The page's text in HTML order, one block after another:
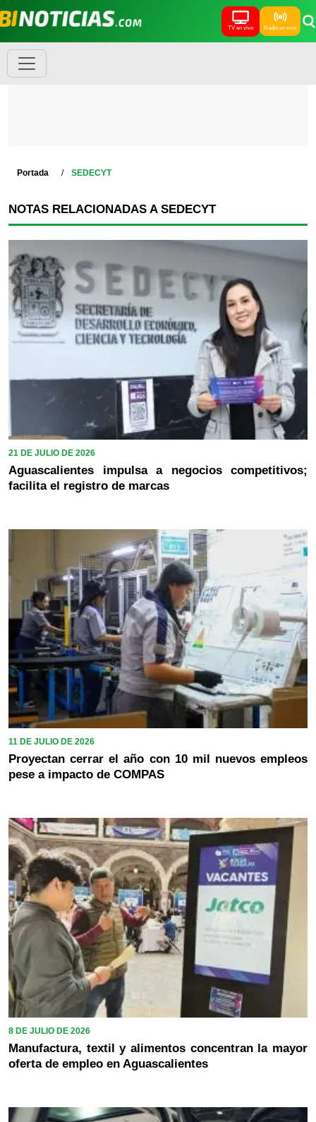
TV en vivo Radio en vivo
Portada SEDECYT
NOTAS RELACIONADAS A SEDECYT
21 DE JULIO DE 2026
Aguascalientes impulsa a negocios competitivos;
facilita el registro de marcas
11 DE JULIO DE 2026
Proyectan cerrar el año con 10 mil nuevos empleos
pese a impacto de COMPAS
8 DE JULIO DE 2026
Manufactura, textil y alimentos concentran la mayor
oferta de empleo en Aguascalientes